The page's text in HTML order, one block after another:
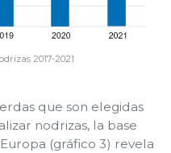
2017-2021
que son elegidas
nodrizas, la base
(gráfico 3) revela